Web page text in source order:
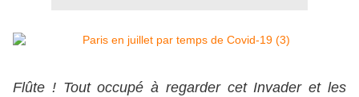
Flûte ! Tout occupé à regarder cet Invader et les